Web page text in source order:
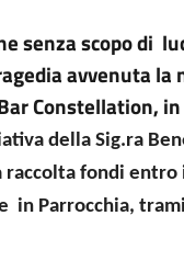
senza scopo di
avvenuta
Constellation,
della Sig.ra
fondi entro
in Parrocchia,